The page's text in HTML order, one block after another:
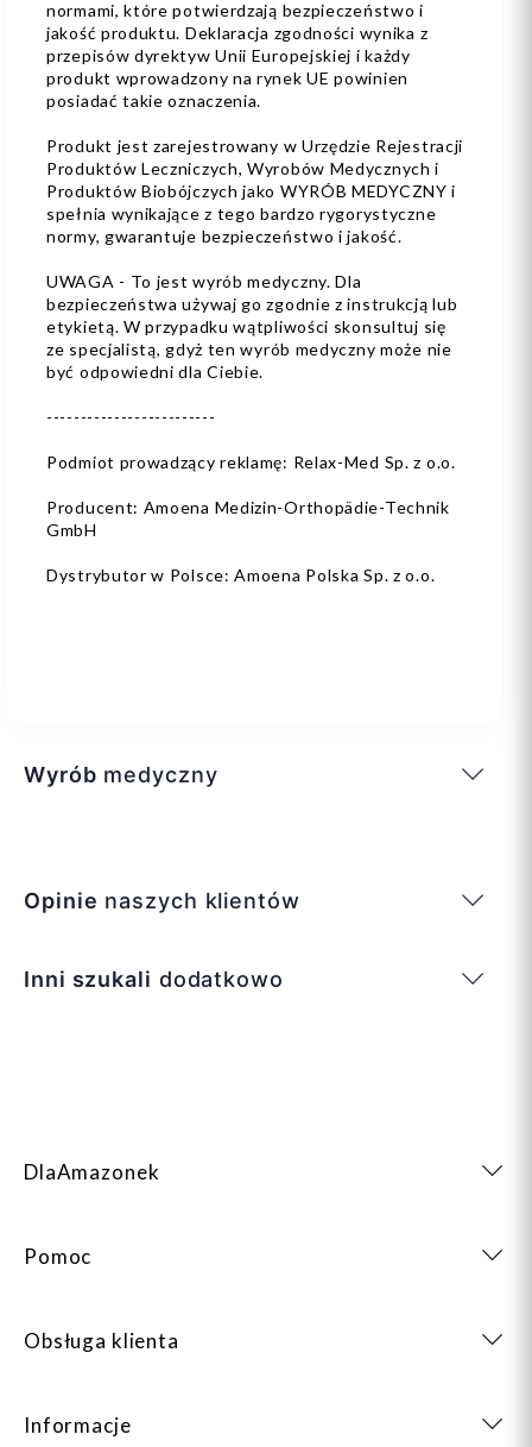
normami, które potwierdzają bezpieczeństwo i
jakość produktu. Deklaracja zgodności wynika z
przepisów dyrektyw Unii Europejskiej i każdy
produkt wprowadzony na rynek UE powinien
posiadać takie oznaczenia.
Produkt jest zarejestrowany w Urzędzie Rejestracji
Produktów Leczniczych, Wyrobów Medycznych i
Produktów Biobójczych jako WYRÓB MEDYCZNY i
spełnia wynikające z tego bardzo rygorystyczne
normy, gwarantuje bezpieczeństwo i jakość.
UWAGA - To jest wyrób medyczny. Dla
bezpieczeństwa używaj go zgodnie z instrukcją lub
etykietą. W przypadku wątpliwości skonsultuj się
ze specjalistą, gdyż ten wyrób medyczny może nie
być odpowiedni dla Ciebie.
-------------------------
Podmiot prowadzący reklamę: Relax-Med Sp. z o.o.
Producent: Amoena Medizin-Orthopädie-Technik
GmbH
Dystrybutor w Polsce: Amoena Polska Sp. z o.o.
Wyrób medyczny
Opinie naszych klientów
Inni szukali dodatkowo
DlaAmazonek
Pomoc
Obsługa klienta
Informacje